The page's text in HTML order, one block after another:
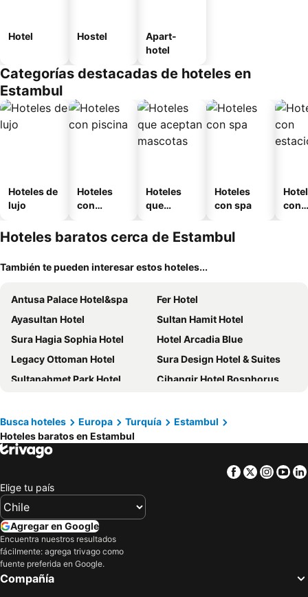
Hotel Hostel
Apart-
hotel
Categorías destacadas de hoteles en
Estambul
Hoteles de
lujo
Hoteles
con
Hoteles
que
mascotas
Hoteles
con spa
con
Hoteles baratos cerca de Estambul
También te pueden interesar estos hoteles...
Antusa Palace Hotel&spa
Fer Hotel
Ayasultan Hotel
Sultan Hamit Hotel
Sura Hagia Sophia Hotel
Hotel Arcadia Blue
Legacy Ottoman Hotel
Sura Design Hotel & Suites
Sultanahmet Park Hotel
Cihangir Hotel Bosphorus
Grand Hyatt Istanbul
Star Hotel
Carina Gold Hotel
Four Seasons Hotel Istanbul at the Bosphorus
Park Inn By Radisson Istanbul Ataturk Airport
The And Hotel
Agora Life Hotel
Pera Palace Hotel
Atlantis Royal Hotel
Antea Palace Hotel & Spa
Busca hoteles Europa Turquía
Estambul
Hoteles baratos en Estambul
Facebook
Twitter
Elige tu país
Agregar en Google
Encuentra nuestros resultados
fácilmente: agrega trivago como
fuente preferida en Google.
Compañía